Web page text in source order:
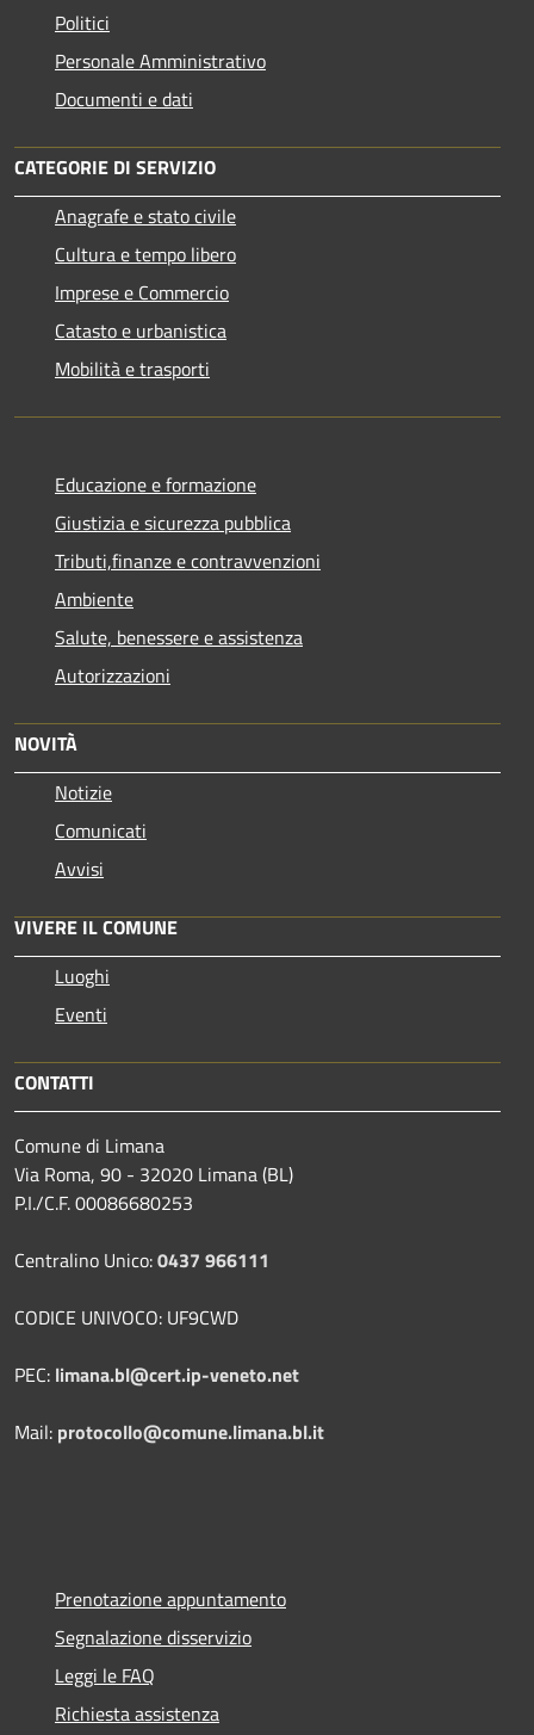
Politici
Personale Amministrativo
Documenti e dati
CATEGORIE DI SERVIZIO
Anagrafe e stato civile
Cultura e tempo libero
Imprese e Commercio
Catasto e urbanistica
Mobilità e trasporti
Educazione e formazione
Giustizia e sicurezza pubblica
Tributi,finanze e contravvenzioni
Ambiente
Salute, benessere e assistenza
Autorizzazioni
NOVITÀ
Notizie
Comunicati
Avvisi
VIVERE IL COMUNE
Luoghi
Eventi
CONTATTI
Comune di Limana
Via Roma, 90 - 32020 Limana (BL)
P.I./C.F. 00086680253
Centralino Unico:0437 966111
CODICE UNIVOCO: UF9CWD
PEC: limana.bl@cert.ip-veneto.net
Mail: protocollo@comune.limana.bl.it
Prenotazione appuntamento
Segnalazione disservizio
Leggi le FAQ
Richiesta assistenza